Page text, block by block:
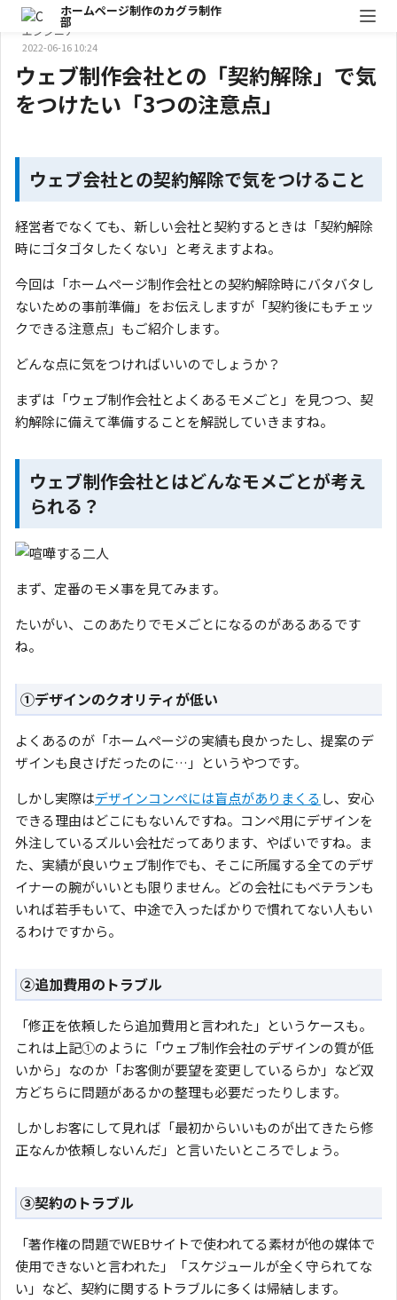
ホームページ制作のカグラ制作
部
daigo
エンジニア
2022-06-16 10:24
ウェブ制作会社との「契約解除」で気
をつけたい「3つの注意点」
ウェブ会社との契約解除で気をつけること
経営者でなくても、新しい会社と契約するときは「契約解除
時にゴタゴタしたくない」と考えますよね。
今回は「ホームページ制作会社との契約解除時にバタバタし
ないための事前準備」をお伝えしますが「契約後にもチェッ
クできる注意点」もご紹介します。
どんな点に気をつければいいのでしょうか？
まずは「ウェブ制作会社とよくあるモメごと」を見つつ、契
約解除に備えて準備することを解説していきますね。
ウェブ制作会社とはどんなモメごとが考え
られる？
まず、定番のモメ事を見てみます。
たいがい、このあたりでモメごとになるのがあるあるです
ね。
①デザインのクオリティが低い
よくあるのが「ホームページの実績も良かったし、提案のデ
ザインも良さげだったのに…」というやつです。
しかし実際はデザインコンペには盲点がありまくる し、安心
できる理由はどこにもないんですね。コンペ用にデザインを
外注しているズルい会社だってあります、やばいですね。ま
た、実績が良いウェブ制作でも、そこに所属する全てのデザ
イナーの腕がいいとも限りません。どの会社にもベテランも
いれば若手もいて、中途で入ったばかりで慣れてない人もい
るわけですから。
②追加費用のトラブル
「修正を依頼したら追加費用と言われた」というケースも。
これは上記①のように「ウェブ制作会社のデザインの質が低
いから」なのか「お客側が要望を変更しているらか」など双
方どちらに問題があるかの整理も必要だったりします。
しかしお客にして見れば「最初からいいものが出てきたら修
正なんか依頼しないんだ」と言いたいところでしょう。
③契約のトラブル
「著作権の問題でWEBサイトで使われてる素材が他の媒体で
使用できないと言われた」「スケジュールが全く守られてな
い」など、契約に関するトラブルに多くは帰結します。